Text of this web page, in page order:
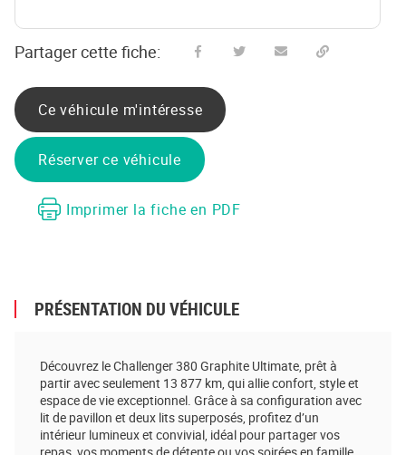
Partager cette fiche:
Ce véhicule m'intéresse
Réserver ce véhicule
Imprimer la fiche en PDF
PRÉSENTATION DU VÉHICULE
Découvrez le Challenger 380 Graphite Ultimate, prêt à
partir avec seulement 13 877 km, qui allie confort, style et
espace de vie exceptionnel. Grâce à sa configuration avec
lit de pavillon et deux lits superposés, profitez d’un
intérieur lumineux et convivial, idéal pour partager vos